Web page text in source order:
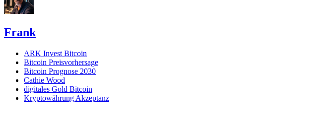
Frank
ARK Invest Bitcoin
Bitcoin Preisvorhersage
Bitcoin Prognose 2030
Cathie Wood
digitales Gold Bitcoin
Kryptowährung Akzeptanz